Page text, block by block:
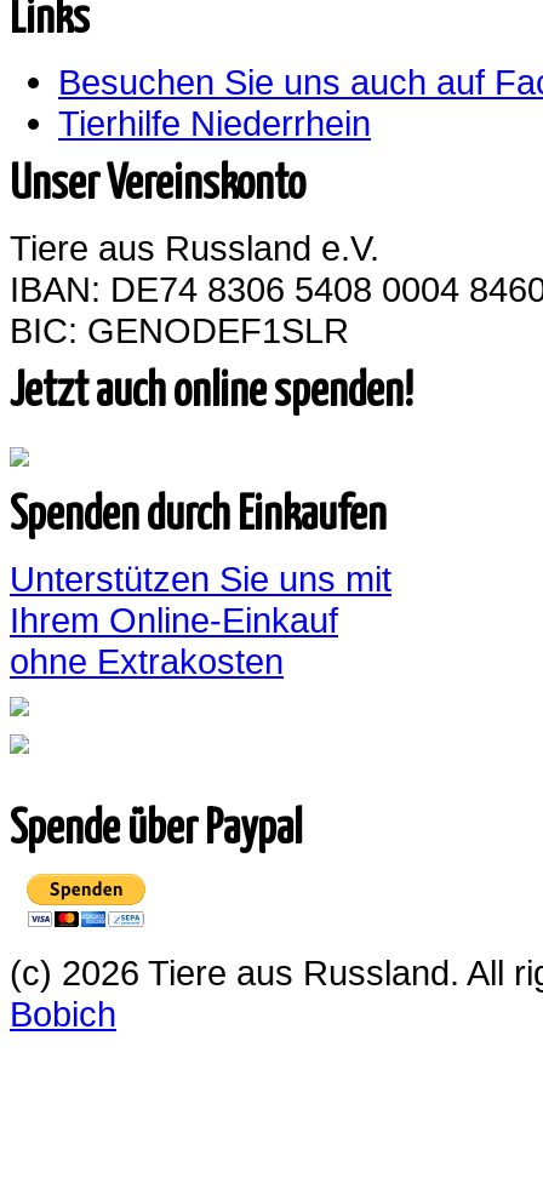
Links
Besuchen Sie uns auch auf
Tierhilfe Niederrhein
Unser Vereinskonto
Tiere aus Russland e.V.
IBAN: DE74 8306 5408 0004
BIC: GENODEF1SLR
Jetzt auch online spenden!
Spenden durch Einkaufen
Unterstützen Sie uns mit
Ihrem Online-Einkauf
ohne Extrakosten
Spende über Paypal
(c) 2026 Tiere aus Russland. All
Bobich